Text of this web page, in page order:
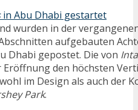
in Abu Dhabi gestartet
wurden in der
aufgebauten
Dhabi gepostet. Die von
Eröffnung den höchsten
im Design als auch der
Park.